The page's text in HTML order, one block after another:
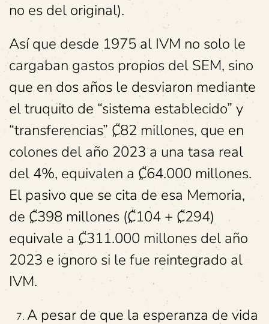
no es del original).
Así que desde 1975 al IVM no solo le
cargaban gastos propios del SEM, sino
que en dos años le desviaron mediante
el truquito de “sistema establecido” y
“transferencias” ₡82 millones, que en
colones del año 2023 a una tasa real
del 4%, equivalen a ₡64.000 millones.
El pasivo que se cita de esa Memoria,
de ₡398 millones (₡104 + ₡294)
equivale a ₡311.000 millones del año
2023 e ignoro si le fue reintegrado al
IVM.
A pesar de que la esperanza de vida